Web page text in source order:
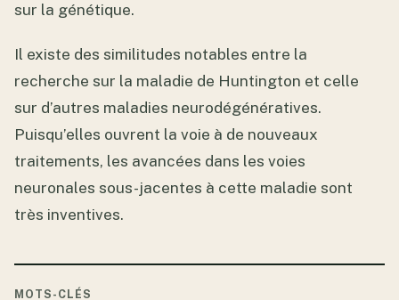
sur la génétique.
Il existe des similitudes notables entre la
recherche sur la maladie de Huntington et celle
sur d’autres maladies neurodégénératives.
Puisqu’elles ouvrent la voie à de nouveaux
traitements, les avancées dans les voies
neuronales sous-jacentes à cette maladie sont
très inventives.
MOTS-CLÉS